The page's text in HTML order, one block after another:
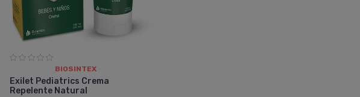
BIOSINTEX
Exilet Pediatrics Crema
Repelente Natural